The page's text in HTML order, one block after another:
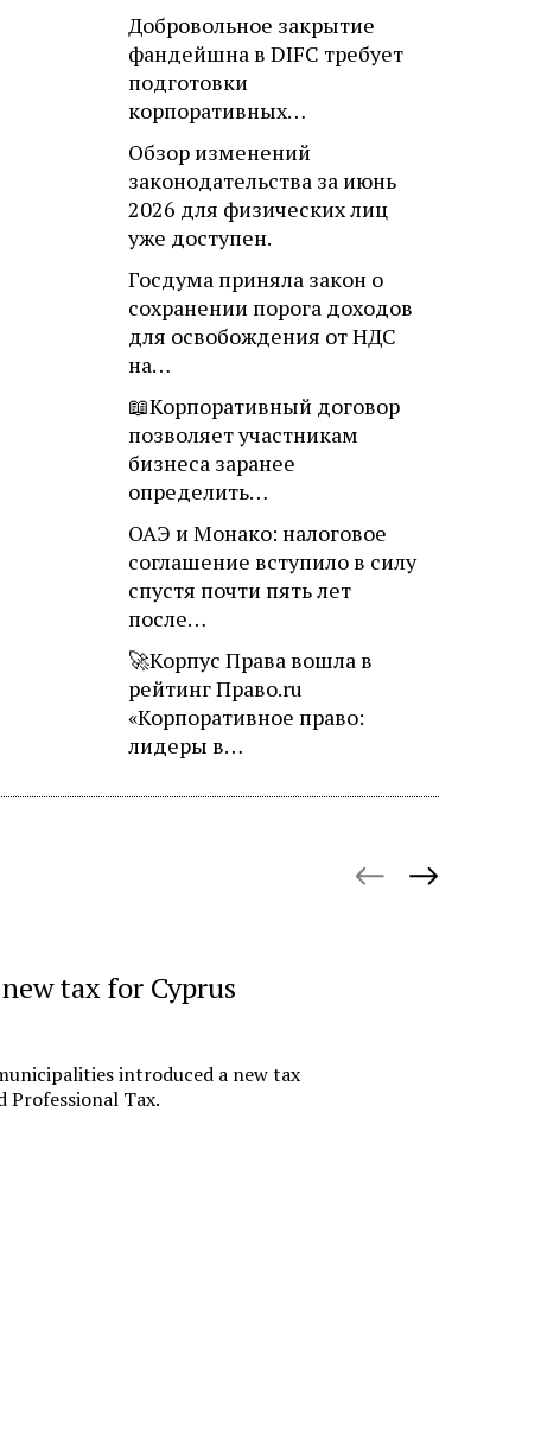
Добровольное закрытие
фандейшна в DIFC требует
подготовки
корпоративных…
Обзор изменений
законодательства за июнь
2026 для физических лиц
уже доступен.
Госдума приняла закон о
сохранении порога доходов
для освобождения от НДС
на…
📖Корпоративный договор
позволяет участникам
бизнеса заранее
определить…
ОАЭ и Монако: налоговое
соглашение вступило в силу
спустя почти пять лет
после…
🚀Корпус Права вошла в
рейтинг Право.ru
«Корпоративное право:
лидеры в…
tax for Cyprus
introduced a new tax
Professional Tax.